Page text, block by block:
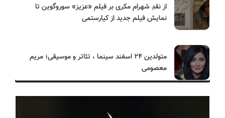
از نقدِ شهرام مکری بر فیلم «عزیز» سوروگوین تا
نمایش فیلم جدید از کیارستمی
متولدین ۲۴ اسفند سینما ، تئاتر و موسیقی؛ مریم
معصومی